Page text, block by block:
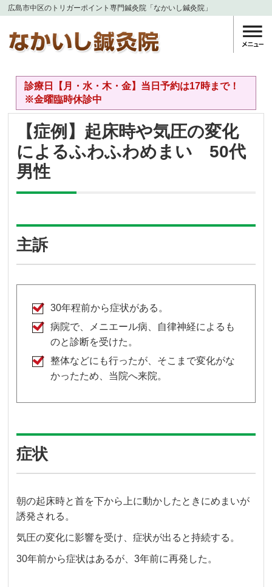
広島市中区のトリガーポイント専門鍼灸院「なかいし鍼灸院」
診療日【月・水・木・金】当日予約は17時まで！
※金曜臨時休診中
【症例】起床時や気圧の変化
によるふわふわめまい 50代
男性
主訴
30年程前から症状がある。
病院で、メニエール病、自律神経によるも
のと診断を受けた。
整体などにも行ったが、そこまで変化がな
かったため、当院へ来院。
症状
朝の起床時と首を下から上に動かしたときにめまいが
誘発される。
気圧の変化に影響を受け、症状が出ると持続する。
30年前から症状はあるが、3年前に再発した。